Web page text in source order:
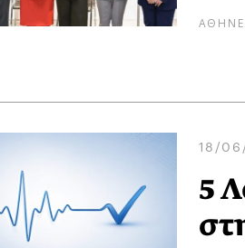
18/
5